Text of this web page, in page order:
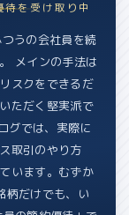
を受け取り中
うの会社員を続
メインの手法は
スクをできるだ
ただく堅実派で
グでは、実際に
取引のやり方
います。むずか
柄だけでも、い